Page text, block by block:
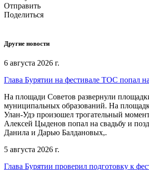
Отправить
Поделиться
Другие новости
6 августа 2026 г.
Глава Бурятии на фестивале ТОС попал
На площади Советов развернули
муниципальных образований. На
Улан-Удэ произошел трогательный
Алексей Цыденов попал на свадьбу и
Данила и Дарью Балдановых,.
5 августа 2026 г.
Глава Бурятии проверил подготовку к